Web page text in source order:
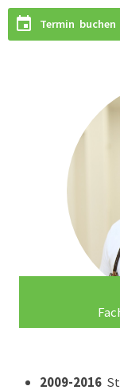
Termin buchen
2009-2016